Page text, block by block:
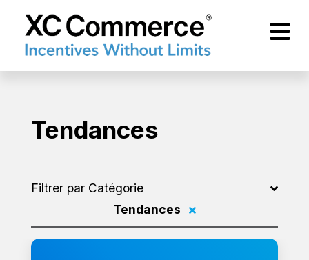
XCCommerce
Tendances
Filtrer par
Filtrer par Catégorie
Tendances
En savoir plus